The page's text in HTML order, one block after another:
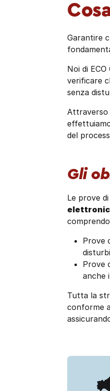
Garantire
Noi di
verificare
senza
Attraverso
del
Gli
Le prove
Prove
Prove
anche
Tutta la
conforme